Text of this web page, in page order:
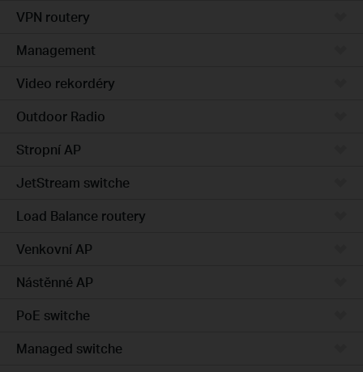
VPN routery
Management
Video rekordéry
Outdoor Radio
Stropní AP
JetStream switche
Load Balance routery
Venkovní AP
Nástěnné AP
PoE switche
Managed switche